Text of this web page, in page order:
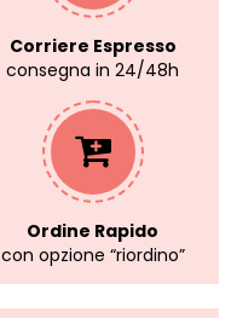
Corriere Espresso
consegna in 24/48h
Ordine Rapido
con opzione “riordino”